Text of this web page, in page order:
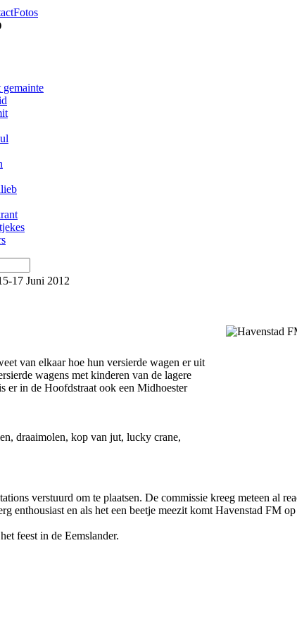
Fotos
gemainte
17 Juni 2012
van elkaar hoe hun versierde wagen er uit
wagens met kinderen van de lagere
er in de Hoofdstraat ook een Midhoester
draaimolen, kop van jut, lucky crane,
verstuurd om te plaatsen. De commissie kreeg meteen al
en als het een beetje meezit komt Havenstad FM
feest in de Eemslander.